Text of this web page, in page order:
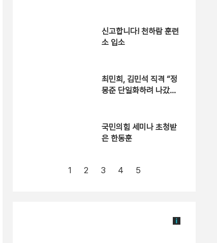
신고합니다! 천하람 훈련
소 입소
최민희, 김민석 직격 “정
몽준 단일화하려 나갔다
국민의힘 세미나 초청받
은 한동훈
1 2 3 4 5